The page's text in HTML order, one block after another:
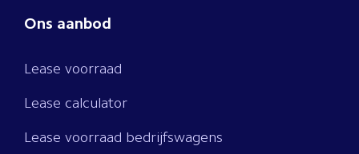
Ons aanbod
Lease voorraad
Lease calculator
Lease voorraad bedrijfswagens